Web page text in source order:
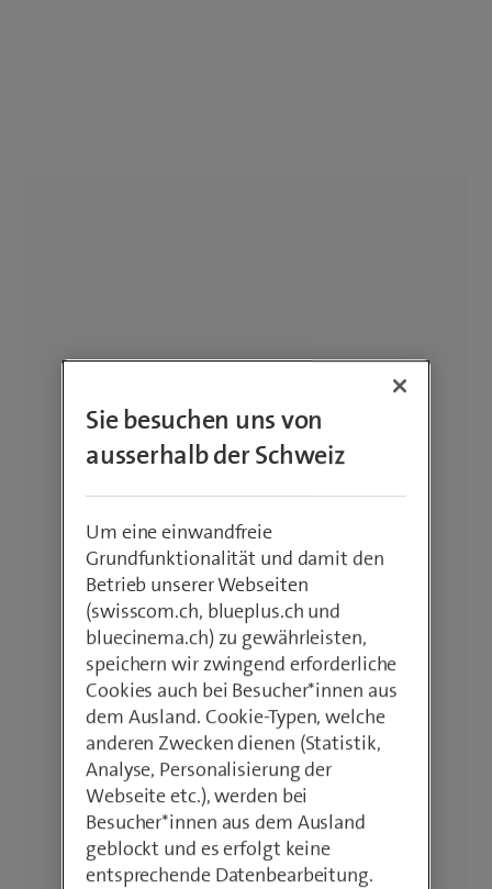
Sie besuchen uns von
ausserhalb der Schweiz
Um eine einwandfreie
Grundfunktionalität und damit den
Betrieb unserer Webseiten
(swisscom.ch, blueplus.ch und
bluecinema.ch) zu gewährleisten,
speichern wir zwingend erforderliche
Cookies auch bei Besucher*innen aus
dem Ausland. Cookie-Typen, welche
anderen Zwecken dienen (Statistik,
Analyse, Personalisierung der
Webseite etc.), werden bei
Besucher*innen aus dem Ausland
geblockt und es erfolgt keine
entsprechende Datenbearbeitung.